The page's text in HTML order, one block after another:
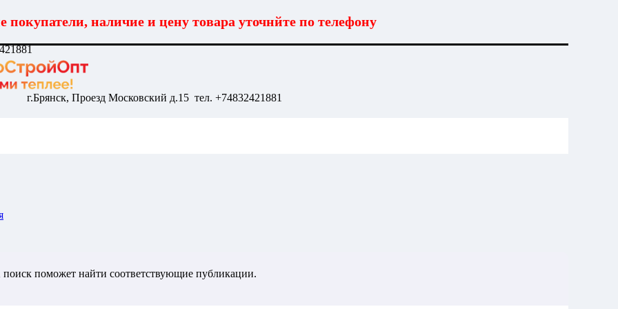
наличие и цену товара уточнйте по телефону
г.Брянск, Проезд Московский д.15 тел. +74832421881
поможет найти соответствующие публикации.